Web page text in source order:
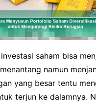
saham bisa
namun
yang besar tentu
terjun ke dalamnya.